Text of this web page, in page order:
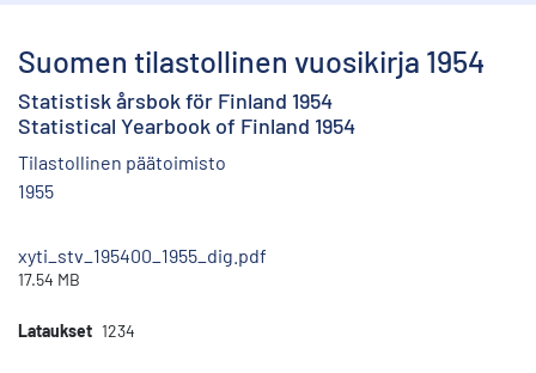
Suomen tilastollinen vuosikirja 1954
Statistisk årsbok för Finland 1954
Statistical Yearbook of Finland 1954
Tilastollinen päätoimisto
1955
xyti_stv_195400_1955_dig.pdf
17.54 MB
Lataukset 1234